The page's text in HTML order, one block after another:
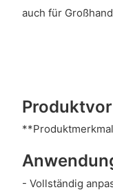
auch für
- Vollständig